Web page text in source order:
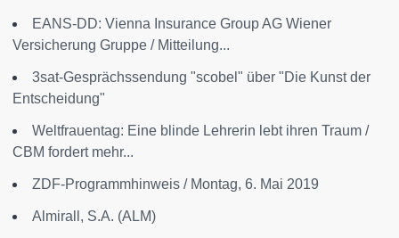
EANS-DD: Vienna Insurance Group AG Wiener
Versicherung Gruppe / Mitteilung...
3sat-Gesprächssendung "scobel" über "Die Kunst der
Entscheidung"
Weltfrauentag: Eine blinde Lehrerin lebt ihren Traum /
CBM fordert mehr...
ZDF-Programmhinweis / Montag, 6. Mai 2019
Almirall, S.A. (ALM)